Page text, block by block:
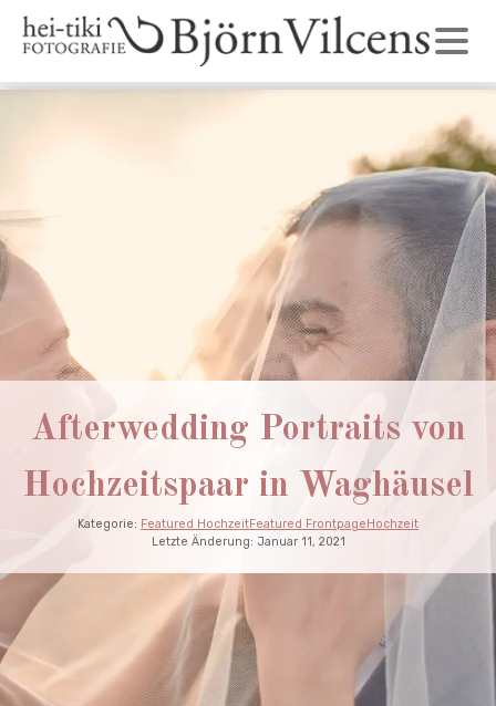
Afterwedding Portraits von
Hochzeitspaar in Waghäusel
Kategorie: Featured HochzeitFeatured FrontpageHochzeit
Letzte Änderung: Januar 11, 2021